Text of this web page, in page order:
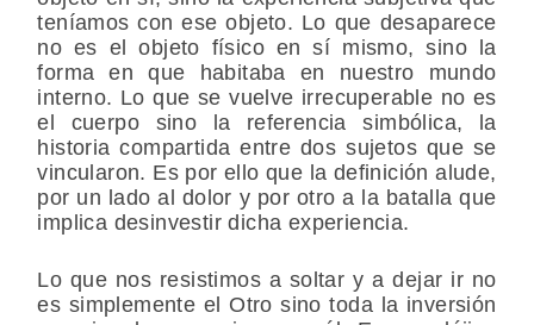
teníamos con ese objeto. Lo que desaparece
no es el objeto físico en sí mismo, sino la
forma en que habitaba en nuestro mundo
interno. Lo que se vuelve irrecuperable no es
el cuerpo sino la referencia simbólica, la
historia compartida entre dos sujetos que se
vincularon. Es por ello que la definición alude,
por un lado al dolor y por otro a la batalla que
implica desinvestir dicha experiencia.
Lo que nos resistimos a soltar y a dejar ir no
es simplemente el Otro sino toda la inversión